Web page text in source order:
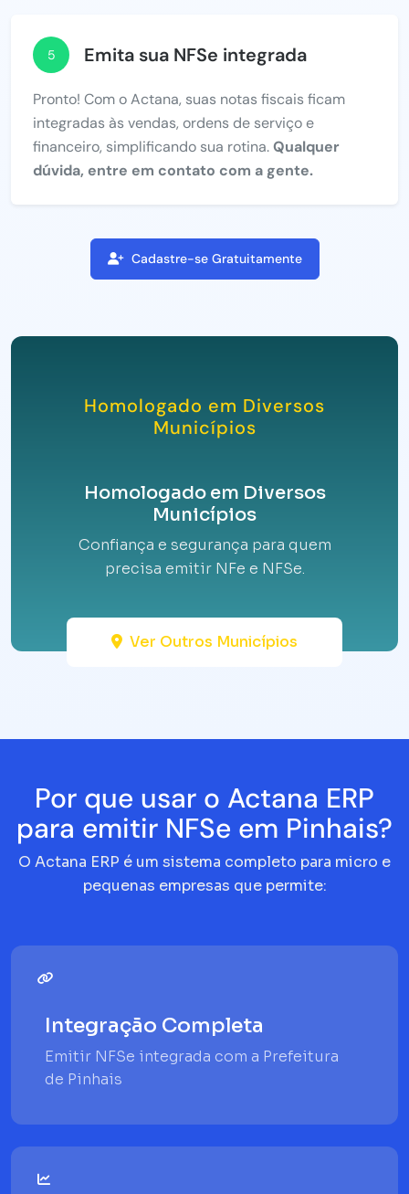
5 Emita sua NFSe integrada
Pronto! Com o Actana, suas notas fiscais ficam
integradas às vendas, ordens de serviço e
financeiro, simplificando sua rotina.Qualquer
dúvida, entre em contato com a gente.
Cadastre-se Gratuitamente
Homologado em Diversos
Municípios
Homologado em Diversos
Municípios
Confiança e segurança para quem
precisa emitir NFe e NFSe.
Ver Outros Municípios
Por que usar o Actana ERP
para emitir NFSe em Pinhais?
O Actana ERP é um sistema completo para micro e
pequenas empresas que permite:
Integração Completa
Emitir NFSe integrada com a Prefeitura
de Pinhais